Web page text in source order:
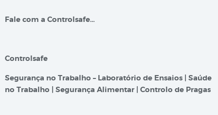
Fale com a Controlsafe…
Controlsafe
Segurança no Trabalho – Laboratório de Ensaios | Saúde
no Trabalho | Segurança Alimentar | Controlo de Pragas